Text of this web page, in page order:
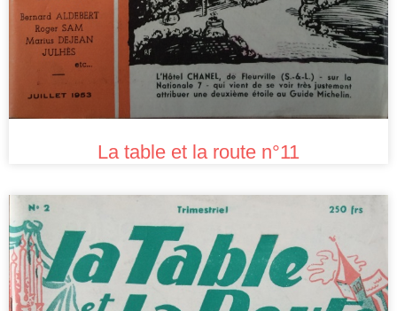
La table et la route n°11